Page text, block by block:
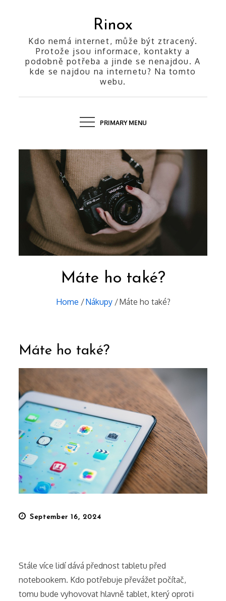
Rinox
Kdo nemá internet, může být ztracený.
Protože jsou informace, kontakty a
podobně potřeba a jinde se nenajdou. A
kde se najdou na internetu? Na tomto
webu.
PRIMARY MENU
Máte ho také?
Home Nákupy Máte ho také?
Máte ho také?
Posted
September 16, 2024
Stále více lidí dává přednost tabletu před
notebookem. Kdo potřebuje převážet počítač,
tomu bude vyhovovat hlavně tablet, který oproti